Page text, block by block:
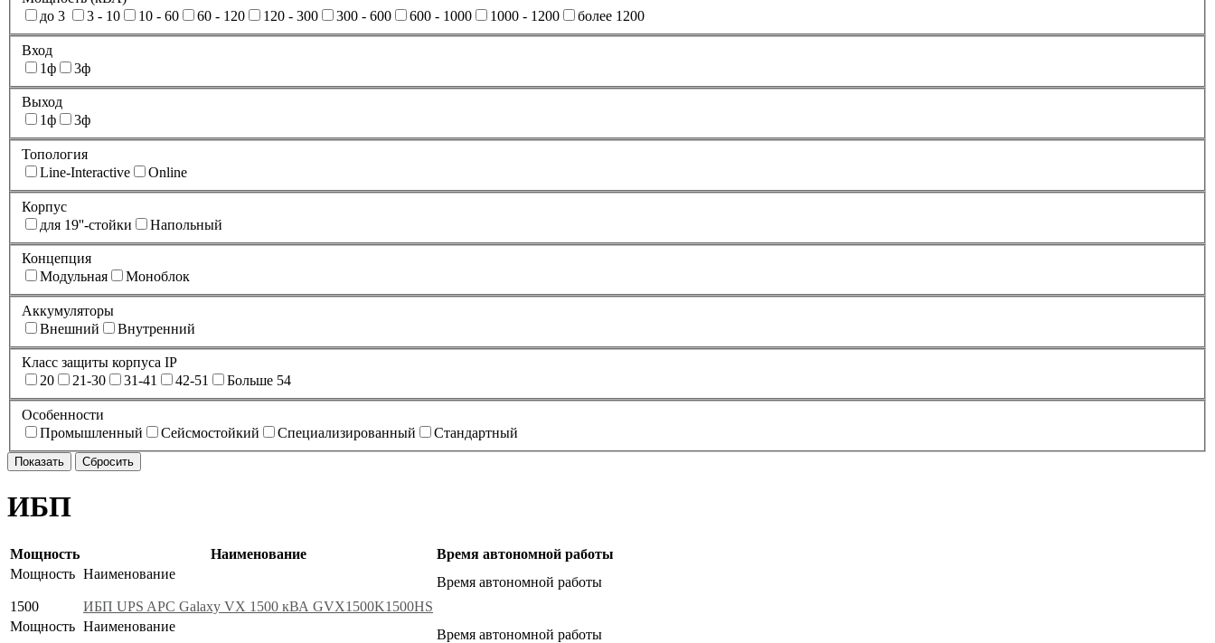
до 3
3 - 10 10 - 60 60 - 120 120 - 300 300 - 600 600 - 1000 1000 - 1200 более 1200
Вход
1ф
3ф
Выход
1ф
3ф
Топология
Line-Interactive
Online
Корпус
для 19''-стойки
Напольный
Концепция
Модульная
Моноблок
Аккумуляторы
Внешний
Внутренний
Класс защиты корпуса IP
20
21-30 31-41 42-51 Больше 54
Особенности
Промышленный
Сейсмостойкий Специализированный Стандартный
ИБП
Мощность Наименование
Время автономной работы
Мощность
1500
Наименование
ИБП UPS APC Galaxy VX 1500 кВА GVX1500K1500HS
Время автономной работы
Мощность Наименование
Время автономной работы